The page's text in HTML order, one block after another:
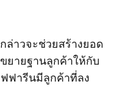
ล่าวจะช่วยสร้างยอด
ยายฐานลูกค้าให้กับ
ฟารีนมีลูกค้าที่ลง